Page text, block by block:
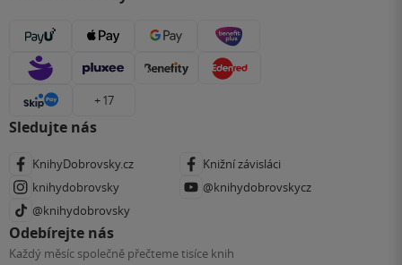
+ 17
Sledujte nás
KnihyDobrovsky.cz
Knižní závisláci
knihydobrovsky
@knihydobrovskycz
@knihydobrovsky
Odebírejte nás
Každý měsíc společně přečteme tisíce knih